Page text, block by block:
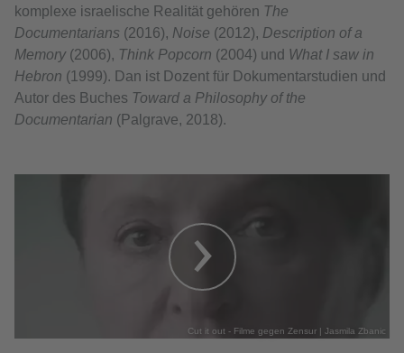
komplexe israelische Realität gehören The
Documentarians (2016), Noise (2012), Description of a
Memory (2006), Think Popcorn (2004) und What I saw in
Hebron (1999). Dan ist Dozent für Dokumentarstudien und
Autor des Buches Toward a Philosophy of the
Documentarian (Palgrave, 2018).
Cut it out - Filme gegen Zensur | Jasmila Zbanic